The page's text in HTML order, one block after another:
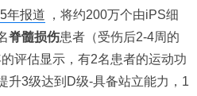
年报道
，将约200万个由iPS细
脊髓损伤患者（受伤后2-4周的
评估显示，有2名患者的运动功
升3级达到D级-具备站立能力，1